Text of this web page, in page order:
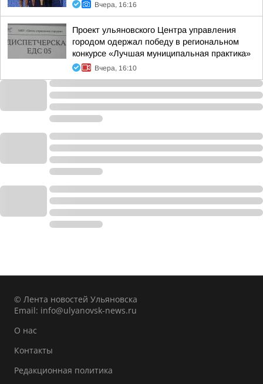
Вчера, 16:16
Проект ульяновского Центра управления
городом одержал победу в региональном
конкурсе «Лучшая муниципальная практика»
Вчера, 16:10
© Лента новостей Ульяновска
Email: info@ulyanovsk-news.ru
О нас
Контакты
Редакционная политика